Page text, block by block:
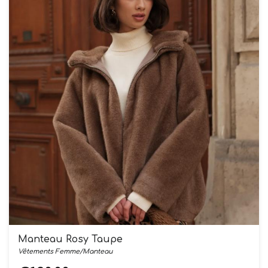
• Eau de Javel interdit
• Ne pas sécher en machine
• Ne pas repasser
• Nettoyage à sec
Manteau Rosy Taupe
Vêtements Femme/Manteau